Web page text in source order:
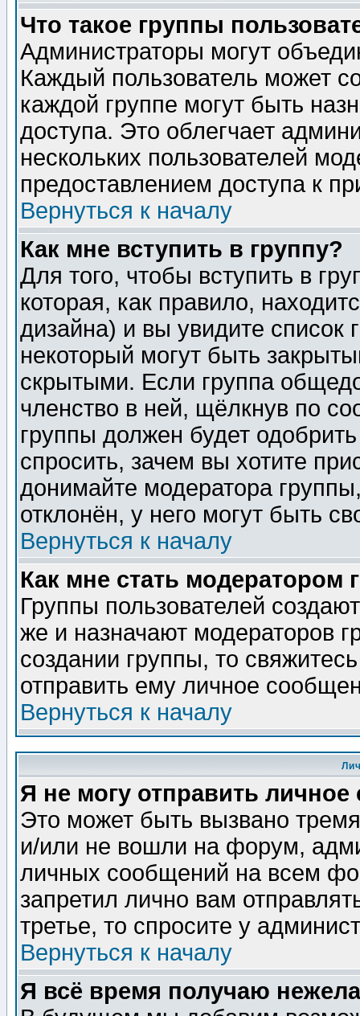
Что такое группы
Администраторы могут
Каждый пользователь может
каждой группе могут быть
доступа. Это облегчает
нескольких пользователей
предоставлением доступа к
Вернуться к началу
Как мне вступить в группу?
Для того, чтобы вступить в
которая, как правило,
дизайна) и вы увидите список
некоторый могут быть
скрытыми. Если группа
членство в ней, щёлкнув по
группы должен будет
спросить, зачем вы хотите
донимайте модератора
отклонён, у него могут быть
Вернуться к началу
Как мне стать модератором
Группы пользователей
же и назначают модераторов
создании группы, то
отправить ему личное
Вернуться к началу
Я не могу отправить
Это может быть вызвано
и/или не вошли на форум,
личных сообщений на всем
запретил лично вам
третье, то спросите у
Вернуться к началу
Я всё время получаю